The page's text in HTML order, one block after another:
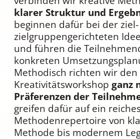
klarer Struktur und
beginnen dafür bei der
zielgruppengerichteten
und führen die
konkreten
Methodisch richten wir den
Kreativitätsworkshop ganz
Präferenzen der
greifen dafür auf ein
Methodenrepertoire von
Methode bis modernem